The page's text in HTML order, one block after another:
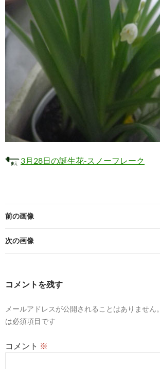
3月28日の誕生花-スノーフレーク
前の画像
次の画像
コメントを残す
メールアドレスが公開されることはありません。
は必須項目です
コメント ※